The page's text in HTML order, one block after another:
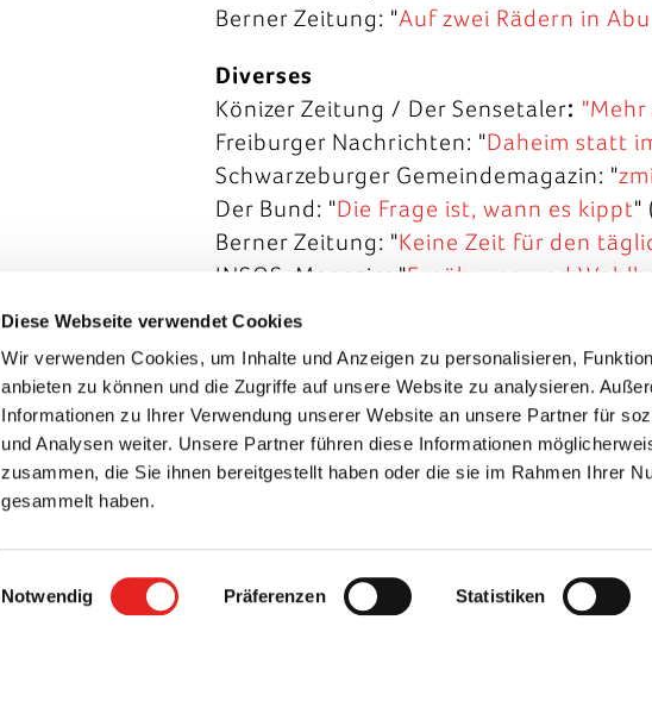
Diese Webseite verwendet Cookies
Wir verwenden Cookies, um Inhalte und Anzeigen zu personalisieren,
anbieten zu können und die Zugriffe auf unsere Website zu analysieren.
Informationen zu Ihrer Verwendung unserer Website an unsere Partner für
und Analysen weiter. Unsere Partner führen diese Informationen
zusammen, die Sie ihnen bereitgestellt haben oder die sie im Rahmen Ihrer
gesammelt haben.
Einwilligungsauswahl
Notwendig Präferenzen Statistiken
Berner Zeitung: "Auf zwei Rädern in
Diverses
Könizer Zeitung / Der Sensetaler:
Freiburger Nachrichten: "Daheim statt
Schwarzeburger Gemeindemagazin: "
Der Bund: "Die Frage ist, wann es kippt"
Berner Zeitung: "Keine Zeit für den
INSOS-Magazin: "Ernährung und
Gantrischpost: "
Schwarzeburger Gemeindemagazin: "
Der Bund: "Sie sind jetzt schon ein
Freiburger Nachrichten: "Auf dem
Engel»" (Juli 2015)